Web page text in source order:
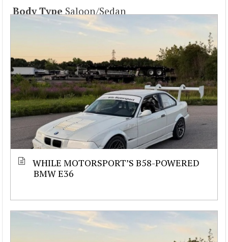
Body Type Saloon/Sedan
WHILE MOTORSPORT’S B58-POWERED
BMW E36